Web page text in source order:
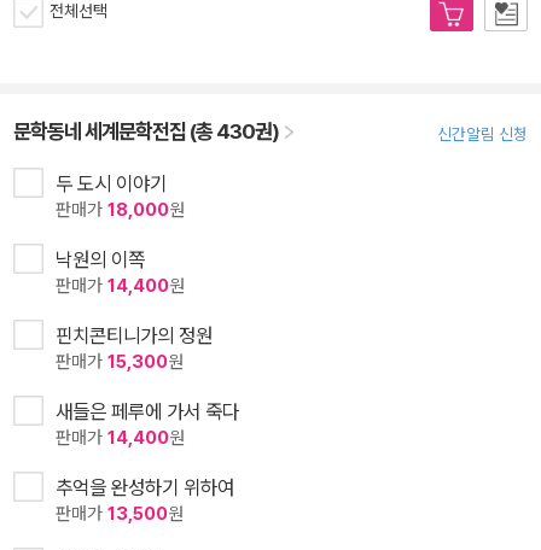
전체선택
문학동네 세계문학전집 (총 430권) 신간알림 신청
두 도시 이야기
판매가 18,000원
낙원의 이쪽
판매가 14,400원
핀치콘티니가의 정원
판매가 15,300원
새들은 페루에 가서 죽다
판매가 14,400원
추억을 완성하기 위하여
판매가 13,500원